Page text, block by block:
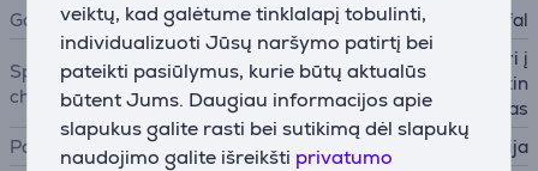
veiktų, kad galėtume tinklalapį tobulinti,
individualizuoti Jūsų naršymo patirtį bei
pateikti pasiūlymus, kurie būtų aktualūs
būtent Jums. Daugiau informacijos apie
slapukus galite rasti bei sutikimą dėl slapukų
naudojimo galite išreikšti privatumo
Gamintojas Tefal
Specialiosios
charakteristikos
neprideganti danga, atspari į
brėžimams, itin tolygus kaitin
imas
Pagaminta
Prancūzija